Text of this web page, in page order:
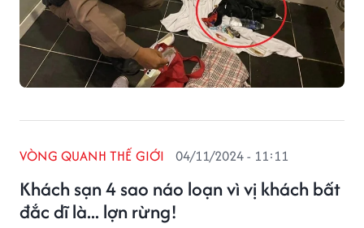
Khách sạn 4 sao náo loạn vì vị khách bất
đắc dĩ là... lợn rừng!
VÒNG QUANH THẾ GIỚI 04/11/2024 - 11:11